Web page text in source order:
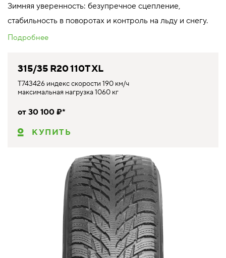
Зимняя уверенность: безупречное сцепление,
стабильность в поворотах и контроль на льду и снегу.
Подробнее
315/35 R20 110T XL
T743426 индекс скорости 190 км/ч
максимальная нагрузка 1060 кг
от 30 100 ₽*
КУПИТЬ